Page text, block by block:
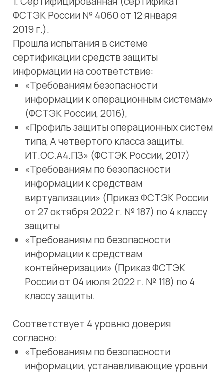
виртуализации» (Приказ ФСТЭК России
от 27 октября 2022 г. № 187) по 4 классу
защиты
«Требованиям по безопасности
информации к средствам
контейнеризации» (Приказ ФСТЭК
России от 04 июля 2022 г. № 118) по 4
классу защиты.
Соответствует 4 уровню доверия
согласно:
«Требованиям по безопасности
информации, устанавливающие уровни
доверия к средствам технической
защиты информации и средствам
обеспечения безопасности
информационных технологий»,
утвержденным приказом ФСТЭК России
№ 76 от 02 июня 2020 г.
2. Стандартная. Актуальная версия ядра
Linux. Регулярное обновление пакетов
репозитория. Может применяться:
в открытом контуре, где не требуется
защита информации;
в закрытом контуре с наложенными
Доступна для скачивания физическим
лицам для некоммерческого
использования; юридическим лицам для
тестирования и изучения.